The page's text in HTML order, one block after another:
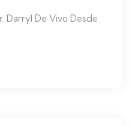
Darryl De Vivo Desde